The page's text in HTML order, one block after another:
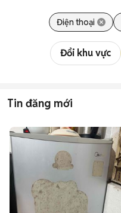
Điện thoại
Đổi khu vực
Tin đăng mới